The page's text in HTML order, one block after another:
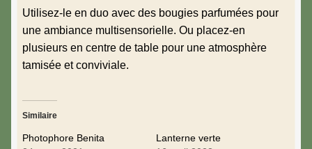
Utilisez-le en duo avec des bougies parfumées pour
une ambiance multisensorielle. Ou placez-en
plusieurs en centre de table pour une atmosphère
tamisée et conviviale.
Similaire
Photophore Benita
Lanterne verte